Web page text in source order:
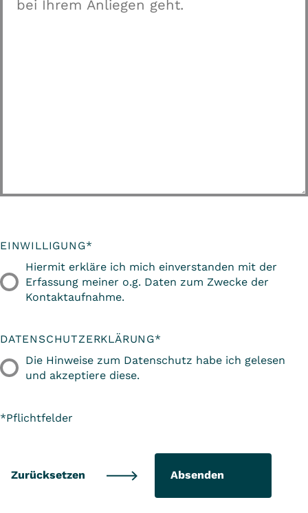
EINWILLIGUNG*
Hiermit erkläre ich mich einverstanden mit der
Erfassung meiner o.g. Daten zum Zwecke der
Kontaktaufnahme.
DATENSCHUTZERKLÄRUNG*
Die Hinweise zum Datenschutz habe ich gelesen
und akzeptiere diese.
*Pflichtfelder
Absenden